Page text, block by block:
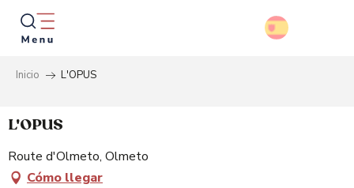
Aller
contenu
principal
Inicio L'OPUS
L'OPUS
Route d'Olmeto, Olmeto
Cómo llegar